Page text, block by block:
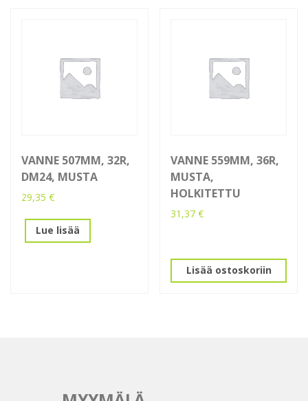
VANNE 507MM, 32R,
DM24, MUSTA
29,35 €
Lue lisää
VANNE 559MM, 36R,
MUSTA,
HOLKITETTU
31,37€
Lisää ostoskoriin